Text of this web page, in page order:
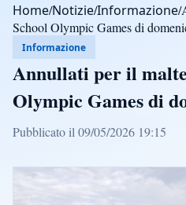
Home/Notizie/Informazione/
School Olympic Games di
Informazione
Annullati per il
Olympic Games di
Pubblicato il 09/05/2026 19:15